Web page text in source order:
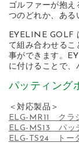
ゴルファーが抱え
つのどれか、ある
EYELINE GOLF
て組み合わせるこ
事ができます。
に付けることで、
パッティング
＜対応製品＞
ELG-MR11 クラ
ELG-MS13 パッ
ELG-TS24 トー